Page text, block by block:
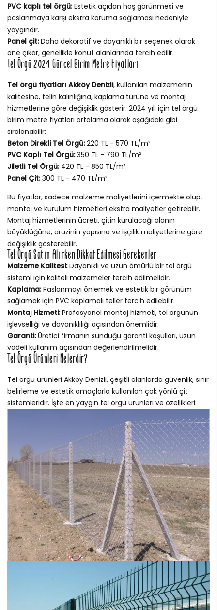
PVC kaplı tel örgü:Estetik açıdan hoş görünmesi ve
paslanmaya karşı ekstra koruma sağlaması nedeniyle
yaygındır.
Panel çit:Daha dekoratif ve dayanıklı bir seçenek olarak
öne çıkar, genellikle konut alanlarında tercih edilir.
Tel Örgü 2024 Güncel Birim Metre Fiyatları
Tel örgü fiyatları Akköy Denizli, kullanılan malzemenin
kalitesine, telin kalınlığına, kaplama türüne ve montaj
hizmetlerine göre değişiklik gösterir. 2024 yılı için tel örgü
birim metre fiyatları ortalama olarak aşağıdaki gibi
sıralanabilir:
Beton Direkli Tel Örgü:220 TL - 570 TL/m²
PVC Kaplı Tel Örgü:350 TL - 790 TL/m²
Jiletli Tel Örgü:420 TL - 850 TL/m²
Panel Çit:300 TL - 470 TL/m²
Bu fiyatlar, sadece malzeme maliyetlerini içermekte olup,
montaj ve kurulum hizmetleri ekstra maliyetler getirebilir.
Montaj hizmetlerinin ücreti, çitin kurulacağı alanın
büyüklüğüne, arazinin yapısına ve işçilik maliyetlerine göre
değişiklik gösterebilir.
Tel Örgü Satın Alırken Dikkat Edilmesi Gerekenler
Malzeme Kalitesi:Dayanıklı ve uzun ömürlü bir tel örgü
sistemi için kaliteli malzemeler tercih edilmelidir.
Kaplama:Paslanmayı önlemek ve estetik bir görünüm
sağlamak için PVC kaplamalı teller tercih edilebilir.
Montaj Hizmeti:Profesyonel montaj hizmeti, tel örgünün
işlevselliği ve dayanıklılığı açısından önemlidir.
Garanti:Üretici firmanın sunduğu garanti koşulları, uzun
vadeli kullanım açısından değerlendirilmelidir.
Tel Örgü Ürünleri Nelerdir?
Tel örgü ürünleri Akköy Denizli, çeşitli alanlarda güvenlik, sınır
belirleme ve estetik amaçlarla kullanılan çok yönlü çit
sistemleridir. İşte en yaygın tel örgü ürünleri ve özellikleri: